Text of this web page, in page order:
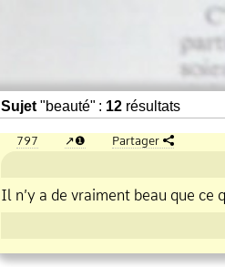
Sujet"beauté" : 12 résultats
797 ❶ Partager
Il n’y a de vraiment beau que ce